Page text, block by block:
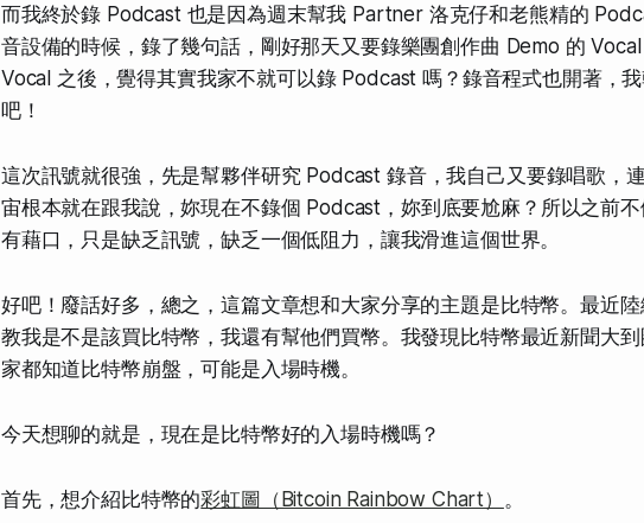
而我終於錄 Podcast 也是因為週末幫我 Partner 洛克仔和老熊精的
音設備的時候，錄了幾句話，剛好那天又要錄樂團創作曲 Demo 的
Vocal 之後，覺得其實我家不就可以錄 Podcast 嗎？錄音程式也開著，
吧！
這次訊號就很強，先是幫夥伴研究 Podcast 錄音，我自己又要錄唱歌，
宙根本就在跟我說，妳現在不錄個 Podcast，妳到底要尬麻？所以之前
有藉口，只是缺乏訊號，缺乏一個低阻力，讓我滑進這個世界。
好吧！廢話好多，總之，這篇文章想和大家分享的主題是比特幣。最近
教我是不是該買比特幣，我還有幫他們買幣。我發現比特幣最近新聞大
家都知道比特幣崩盤，可能是入場時機。
今天想聊的就是，現在是比特幣好的入場時機嗎？
首先，想介紹比特幣的彩虹圖（Bitcoin Rainbow Chart） 。